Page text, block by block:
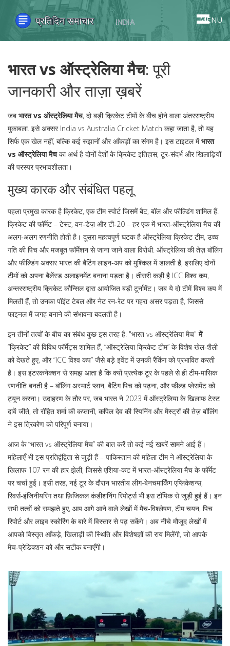
MENU
भारत vs ऑस्ट्रेलिया मैच: पूरी
जानकारी और ताज़ा ख़बरें
जब भारत vs ऑस्ट्रेलिया मैच, दो बड़ी क्रिकेट टीमों के बीच होने वाला अंतरराष्ट्रीय
मुकाबला. इसे अक्सर India vs Australia Cricket Match कहा जाता है, तो यह
सिर्फ एक खेल नहीं, बल्कि कई रुझानों और आँकड़ों का संगम है। इस टाइटल मेंभारत
vs ऑस्ट्रेलिया मैचका अर्थ है दोनों देशों के क्रिकेट इतिहास, टूर‑संदर्भ और खिलाड़ियों
की परस्पर प्रभावशीलता।
मुख्य कारक और संबंधित पहलू
पहला प्रमुख कारक है क्रिकेट, एक टीम स्पोर्ट जिसमें बैट, बॉल और फील्डिंग शामिल हैं.
क्रिकेट की फॉर्मेट – टेस्ट, वन‑डेज़ और टी‑20 – हर एक में भारत‑ऑस्ट्रेलिया मैच की
अलग‑अलग रणनीति होती है। दूसरा महत्वपूर्ण घटक है ऑस्ट्रेलिया क्रिकेट टीम, उच्च
गति की पिच और मजबूत फॉर्मेशन से जाना जाने वाला विरोधी. ऑस्ट्रेलिया की तेज़ बॉलिंग
और फील्डिंग अक्सर भारत की बैटिंग लाइन‑अप को मुश्किल में डालती है, इसलिए दोनों
टीमों को अपना बैलेंस्ड अलाइनमेंट बनाना पड़ता है। तीसरी कड़ी है ICC विश्व कप,
अन्तरराष्ट्रीय क्रिकेट कौन्सिल द्वारा आयोजित बड़ी टूर्नामेंट । जब ये दो टीमें विश्व कप में
मिलती हैं, तो उनका पॉइंट टेबल और नेट रन‑रेट पर गहरा असर पड़ता है, जिससे
फाइनल में जगह बनाने की संभावना बदलती है।
इन तीनों तत्वों के बीच का संबंध कुछ इस तरह है: "भारत vs ऑस्ट्रेलिया मैच"में
“क्रिकेट” की विविध फॉर्मेट्स शामिल हैं, “ऑस्ट्रेलिया क्रिकेट टीम” के विशेष खेल‑शैली
को देखते हुए, और “ICC विश्व कप” जैसे बड़े इवेंट में उनकी रैंकिंग को प्रभावित करती
है। इस इंटरकनेक्शन से समझ आता है कि क्यों प्रत्येक टूर के पहले से ही टीम‑मासिक
रणनीति बनती है – बॉलिंग अस्मार्ट प्लान, बैटिंग पिच को पढ़ना, और फील्ड प्लेसमेंट को
ट्यून करना। उदाहरण के तौर पर, जब भारत ने 2023 में ऑस्ट्रेलिया के खिलाफ टेस्ट
दावें जीते, तो रॉहित शर्मा की कप्तानी, कपिल देव की स्पिनिंग और मैस्ट्रॉ की तेज़ बॉलिंग
ने इस त्रिकोण को परिपूर्ण बनाया।
आज के “भारत vs ऑस्ट्रेलिया मैच” की बात करें तो कई नई खबरें सामने आई हैं।
महिलाएँ भी इस प्रतिद्वंद्विता से जुड़ी हैं – पाकिस्तान की महिला टीम ने ऑस्ट्रेलिया के
खिलाफ 107 रन की हार झेली, जिससे एशिया‑कट में भारत‑ऑस्ट्रेलिया मैच के फॉर्मेट
पर चर्चा हुई। इसी तरह, नई टूर के दौरान भारतीय लीग‑बेनचमार्किंग एप्लिकेशन्स,
रिवर्स‑इंजिनीयरिंग तथा फ़िजिकल कंडीशनिंग रिपोर्ट्स भी इस टॉपिक से जुड़ी हुई हैं। इन
सभी तत्वों को समझते हुए, आप आगे आने वाले लेखों में मैच‑विश्लेषण, टीम चयन, पिच
रिपोर्ट और लाइव स्कोरिंग के बारे में विस्तार से पढ़ सकेंगे। अब नीचे मौजूद लेखों में
आपको विस्तृत आँकड़े, खिलाड़ी की स्थिति और विशेषज्ञों की राय मिलेंगी, जो आपके
मैच‑प्रेडिक्शन को और सटीक बनाएँगी।